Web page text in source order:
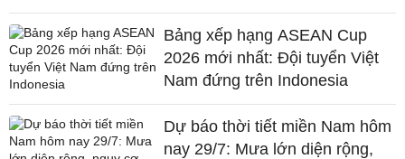
Bảng xếp hạng ASEAN Cup
2026 mới nhất: Đội tuyển Việt
Nam đứng trên Indonesia
Dự báo thời tiết miền Nam hôm
nay 29/7: Mưa lớn diện rộng,